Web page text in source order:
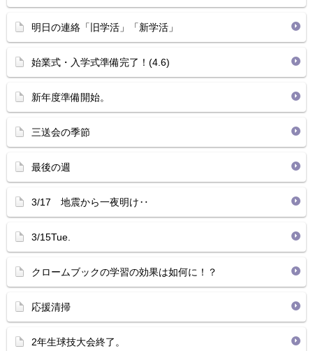
明日の連絡「旧学活」「新学活」
始業式・入学式準備完了！(4.6)
新年度準備開始。
三送会の季節
最後の週
3/17 地震から一夜明け‥
3/15Tue.
クロームブックの学習の効果は如何に！？
応援清掃
2年生球技大会終了。